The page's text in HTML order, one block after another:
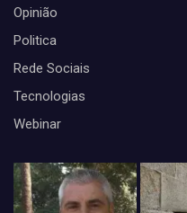
Opinião
Politica
Rede Sociais
Tecnologias
Webinar